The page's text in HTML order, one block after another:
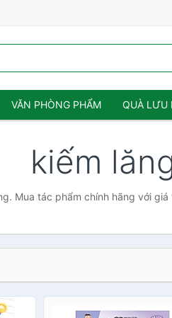
VĂN PHÒNG PHẨM QUÀ LƯU
kiếm
Mua tác phẩm chính hãng với